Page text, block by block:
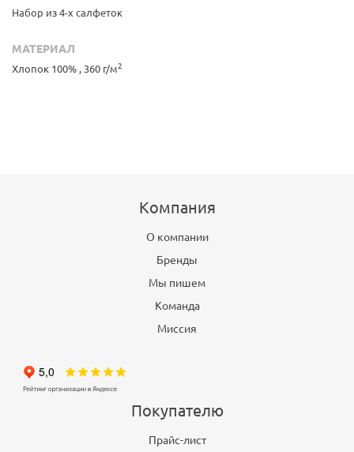
Набор из 4-х салфеток
МАТЕРИАЛ
Хлопок 100% , 360 г/м2
Компания
О компании
Бренды
Мы пишем
Команда
Миссия
Покупателю
Прайс-лист